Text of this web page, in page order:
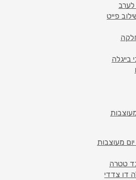
לערב
פייט
בייגלה
מעוצבות
טטרה
דו צדדי